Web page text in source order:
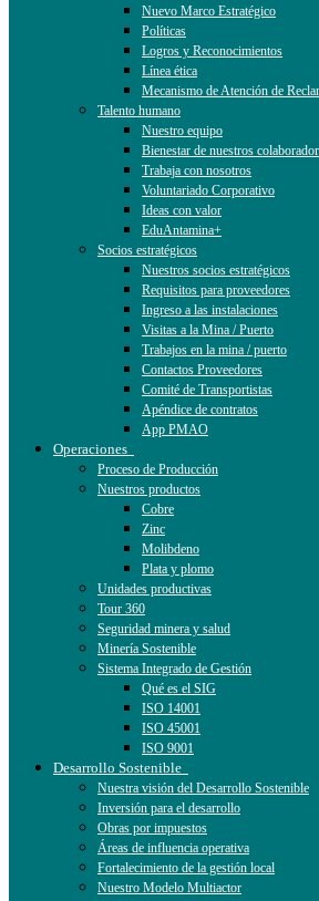
Nuevo Marco Estratégico
Políticas
Logros y Reconocimientos
Línea ética
Mecanismo de Atención de
Talento humano
Nuestro equipo
Bienestar de nuestros
Trabaja con nosotros
Voluntariado Corporativo
Ideas con valor
EduAntamina+
Socios estratégicos
Nuestros socios estratégicos
Requisitos para proveedores
Ingreso a las instalaciones
Visitas a la Mina / Puerto
Trabajos en la mina / puerto
Contactos Proveedores
Comité de Transportistas
Apéndice de contratos
App PMAO
Operaciones
Proceso de Producción
Nuestros productos
Cobre
Zinc
Molibdeno
Plata y plomo
Unidades productivas
Tour 360
Seguridad minera y salud
Minería Sostenible
Sistema Integrado de Gestión
Qué es el SIG
ISO 14001
ISO 45001
ISO 9001
Desarrollo Sostenible
Nuestra visión del Desarrollo Sostenible
Inversión para el desarrollo
Obras por impuestos
Áreas de influencia operativa
Fortalecimiento de la gestión local
Nuestro Modelo Multiactor